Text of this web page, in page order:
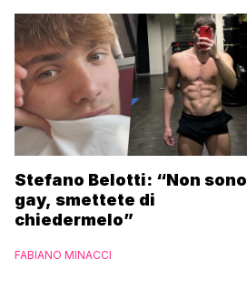
Stefano Belotti: “Non sono
gay, smettete di
chiedermelo”
FABIANO MINACCI